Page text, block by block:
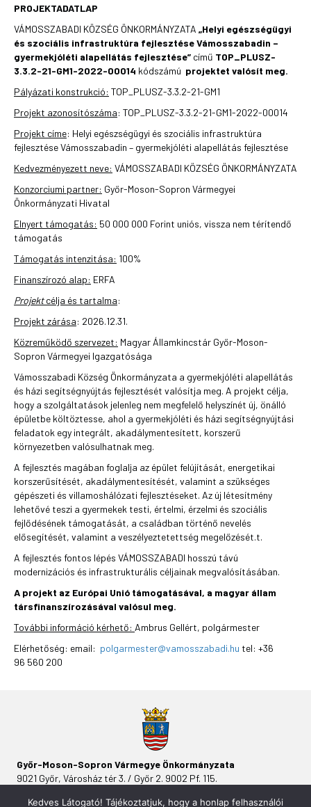
PROJEKTADATLAP
VÁMOSSZABADI KÖZSÉG ÖNKORMÁNYZATA „Helyi egészségügyi
és szociális infrastruktúra fejlesztése Vámosszabadin –
gyermekjóléti alapellátás fejlesztése” című TOP_PLUSZ-
3.3.2-21-GM1-2022-00014 kódszámú projektet valósít meg.
Pályázati konstrukció: TOP_PLUSZ-3.3.2-21-GM1
Projekt azonosítószáma: TOP_PLUSZ-3.3.2-21-GM1-2022-00014
Projekt címe: Helyi egészségügyi és szociális infrastruktúra
fejlesztése Vámosszabadin – gyermekjóléti alapellátás fejlesztése
Kedvezményezett neve: VÁMOSSZABADI KÖZSÉG ÖNKORMÁNYZATA
Konzorciumi partner: Győr-Moson-Sopron Vármegyei
Önkormányzati Hivatal
Elnyert támogatás: 50 000 000 Forint uniós, vissza nem térítendő
támogatás
Támogatás intenzitása: 100%
Finanszírozó alap: ERFA
Projektcélja és tartalma:
Projekt zárása: 2026.12.31.
Közreműködő szervezet: Magyar Államkincstár Győr-Moson-
Sopron Vármegyei Igazgatósága
Vámosszabadi Község Önkormányzata a gyermekjóléti alapellátás
és házi segítségnyújtás fejlesztését valósítja meg. A projekt célja,
hogy a szolgáltatások jelenleg nem megfelelő helyszínét új, önálló
épületbe költöztesse, ahol a gyermekjóléti és házi segítségnyújtási
feladatok egy integrált, akadálymentesített, korszerű
környezetben valósulhatnak meg.
A fejlesztés magában foglalja az épület felújítását, energetikai
korszerűsítését, akadálymentesítését, valamint a szükséges
gépészeti és villamoshálózati fejlesztéseket. Az új létesítmény
lehetővé teszi a gyermekek testi, értelmi, érzelmi és szociális
fejlődésének támogatását, a családban történő nevelés
elősegítését, valamint a veszélyeztetettség megelőzését.t.
A fejlesztés fontos lépés VÁMOSSZABADI hosszú távú
modernizációs és infrastrukturális céljainak megvalósításában.
A projekt az Európai Unió támogatásával, a magyar állam
társfinanszírozásával valósul meg.
További információ kérhető: Ambrus Gellért, polgármester
Elérhetőség: email: polgarmester@vamosszabadi.hu tel: +36
96 560 200
Győr-Moson-Sopron Vármegye Önkormányzata
9021 Győr, Városház tér 3. / Győr 2. 9002 Pf. 115.
Kedves Látogató! Tájékoztatjuk, hogy a honlap felhasználói